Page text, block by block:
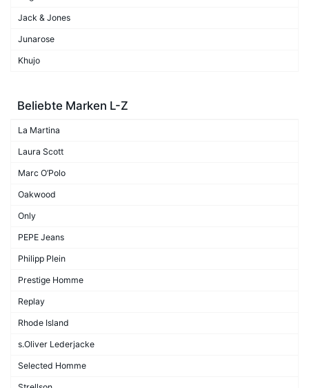
Jack & Jones
Junarose
Khujo
Beliebte Marken L-Z
La Martina
Laura Scott
Marc O’Polo
Oakwood
Only
PEPE Jeans
Philipp Plein
Prestige Homme
Replay
Rhode Island
s.Oliver Lederjacke
Selected Homme